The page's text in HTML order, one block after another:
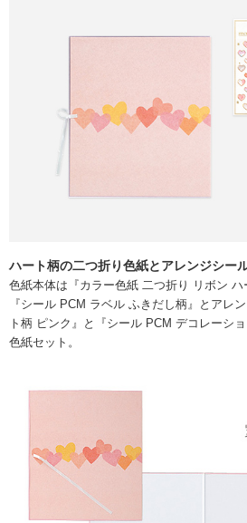
ハート柄の二つ折り色紙とアレンジシー
色紙本体は『カラー色紙 二つ折り リボン
『シール PCM ラベル ふきだし柄』とアレ
ト柄 ピンク』と『シール PCM デコレーシ
色紙セット。